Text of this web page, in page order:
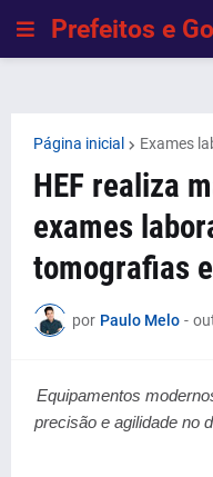
Prefeitos e
Página inicial Exames
HEF realiza
exames
tomografias
por Paulo Melo -
Equipamentos
precisão e agilidade no